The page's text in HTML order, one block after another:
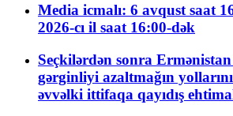
Media icmalı: 6 avqust saat
2026-cı il saat 16:00-dək
Seçkilərdən sonra
gərginliyi azaltmağın
əvvəlki ittifaqa qayıdış